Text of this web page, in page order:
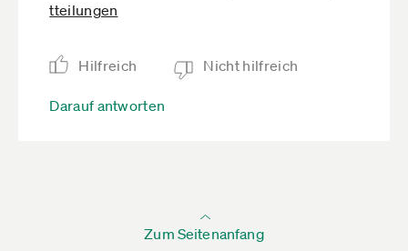
tteilungen
Hilfreich Nicht hilfreich
Darauf antworten
Zum Seitenanfang